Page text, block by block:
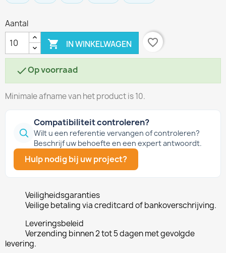
Aantal
 IN WINKELWAGEN favorite_border
Op voorraad
Minimale afname van het product is 10.
Compatibiliteit controleren?
Wilt u een referentie vervangen of controleren?
Beschrijf uw behoefte en een expert antwoordt.
Hulp nodig bij uw project?
Veiligheidsgaranties
Veilige betaling via creditcard of bankoverschrijving.
Leveringsbeleid
Verzending binnen 2 tot 5 dagen met gevolgde
levering.